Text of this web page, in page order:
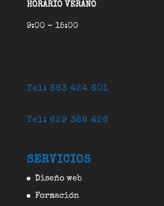
HORARIO VERANO
9:00 – 15:00
Tel: 663 424 601
Tel: 629 388 426
SERVICIOS
Diseño web
Formación